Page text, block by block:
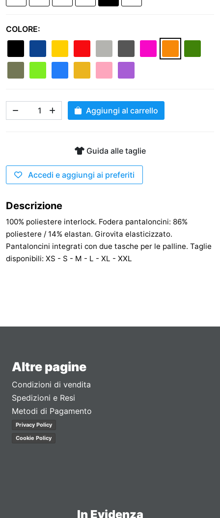
COLORE:
Aggiungi al carrello
Guida alle taglie
Accedi e aggiungi ai preferiti
Descrizione
100% poliestere interlock. Fodera pantaloncini: 86%
poliestere / 14% elastan. Girovita elasticizzato.
Pantaloncini integrati con due tasche per le palline. Taglie
disponibili: XS - S - M - L - XL - XXL
Altre pagine
Condizioni di vendita
Spedizioni e Resi
Metodi di Pagamento
Privacy Policy
Cookie Policy
In Evidenza